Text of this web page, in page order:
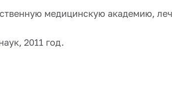
медицинскую академию,
2011 год.